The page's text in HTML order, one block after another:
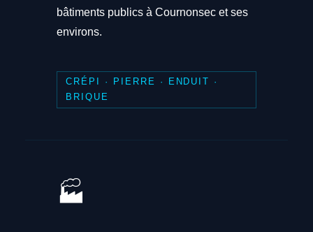
bâtiments publics à Cournonsec et ses
environs.
CRÉPI · PIERRE · ENDUIT ·
BRIQUE
🏭